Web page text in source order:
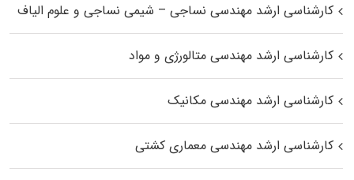
کارشناسی ارشد مهندسی نساجی – شیمی نساجی و علوم الیاف
کارشناسی ارشد مهندسی متالورژی و مواد
کارشناسی ارشد مهندسی مکانیک
کارشناسی ارشد مهندسی معماری کشتی